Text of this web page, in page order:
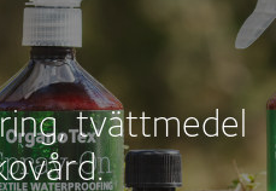
tvättmedel